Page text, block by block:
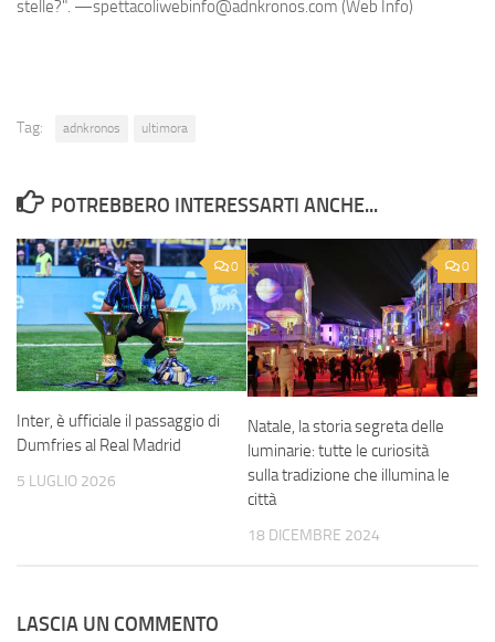
stelle?". —spettacoliwebinfo@adnkronos.com (Web Info)
Tag: adnkronos ultimora
POTREBBERO INTERESSARTI ANCHE...
0
Inter, è ufficiale il passaggio di
Dumfries al Real Madrid
5 LUGLIO 2026
0
Natale, la storia segreta delle
luminarie: tutte le curiosità
sulla tradizione che illumina le
città
18 DICEMBRE 2024
LASCIA UN COMMENTO